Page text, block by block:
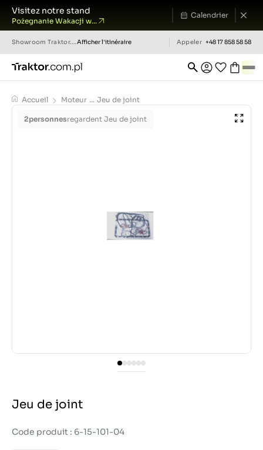
Visitez notre stand
Pożegnanie Wakacji w...
Calendrier
Showroom Traktor.com.pl Afficher l'itinéraire Appeler +48 17 858 58 58
Accueil Moteur ... Jeu de joint
2personnesregardent Jeu de joint
Jeu de joint
Code produit : 6-15-101-04